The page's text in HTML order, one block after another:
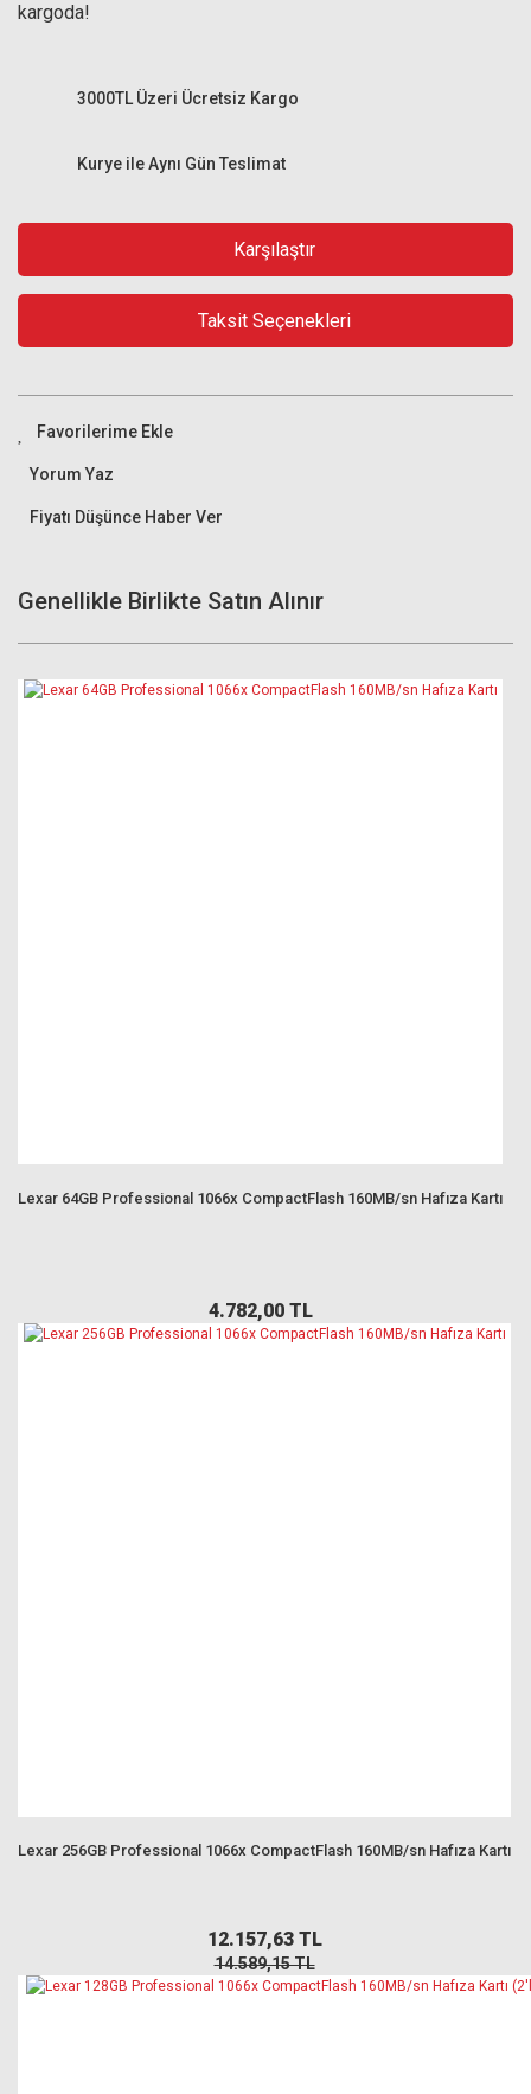
kargoda!
Kurye ile Aynı Gün Teslimat
3000TL Üzeri Ücretsiz Kargo
Karşılaştır
Taksit Seçenekleri
Yorum Yaz
Fiyatı Düşünce Haber Ver
Genellikle Birlikte Satın Alınır
Lexar 64GB Professional 1066x CompactFlash 160MB/sn Hafıza Kartı
4.782,00 TL
Lexar 256GB Professional 1066x CompactFlash 160MB/sn Hafıza Kartı
12.157,63 TL
14.589,15 TL